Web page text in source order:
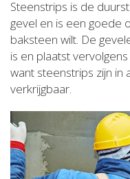
Steenstrips is de
gevel en is een goede
baksteen wilt. De
is en plaatst
want steenstrips zijn in
verkrijgbaar.